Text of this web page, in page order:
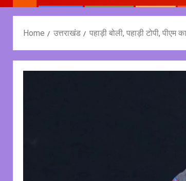
Home उत्तराखंड पहाड़ी बोली, पहाड़ी टोपी,